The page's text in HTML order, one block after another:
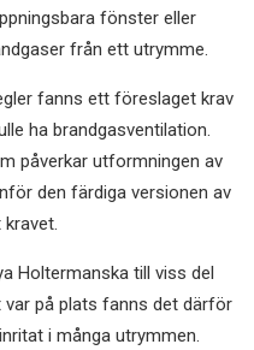
fönster eller
från ett utrymme.
fanns ett föreslaget krav
ha brandgasventilation.
påverkar utformningen av
den färdiga versionen av
Holtermanska till viss del
på plats fanns det därför
i många utrymmen.